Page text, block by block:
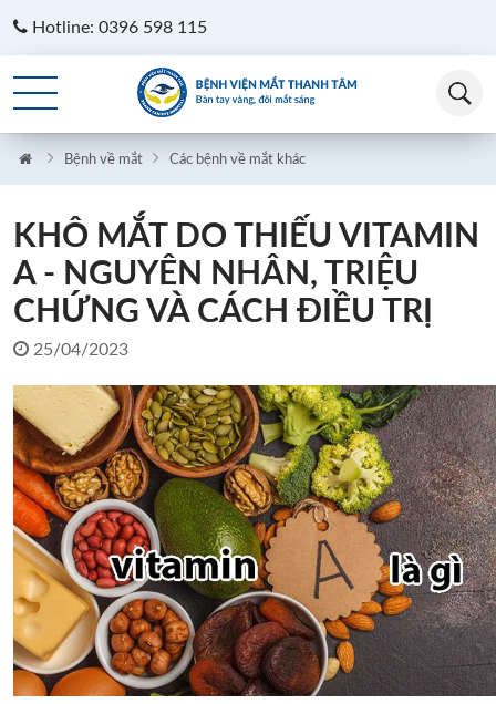
Hotline: 0396 598 115
Bệnh về mắt Các bệnh về mắt khác
KHÔ MẮT DO THIẾU VITAMIN
A - NGUYÊN NHÂN, TRIỆU
CHỨNG VÀ CÁCH ĐIỀU TRỊ
25/04/2023